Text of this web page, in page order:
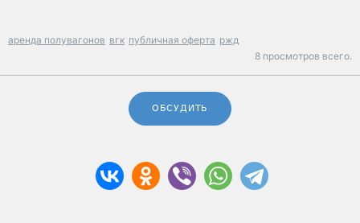
аренда полувагонов вгк публичная оферта ржд
8 просмотров всего.
ОБСУДИТЬ